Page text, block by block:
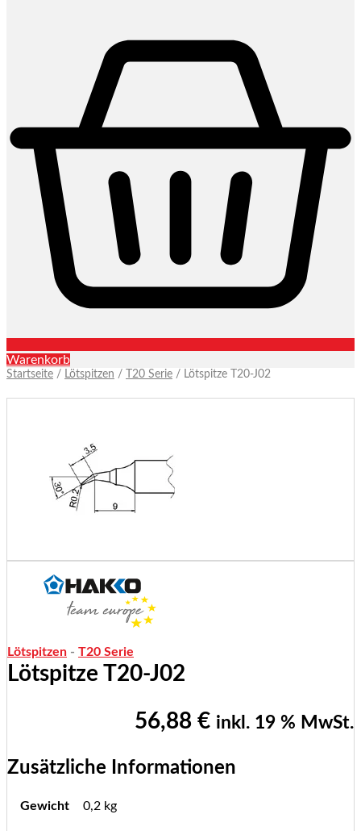
Warenkorb
Startseite / Lötspitzen / T20 Serie / Lötspitze T20-J02
Lötspitzen - T20 Serie
Lötspitze T20-J02
56,88 € inkl. 19 % MwSt.
Zusätzliche Informationen
Gewicht 0,2 kg